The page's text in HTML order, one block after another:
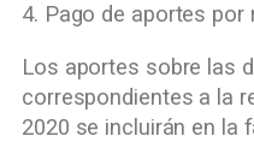
4. Pago de aportes por
Los aportes sobre las
correspondientes a la
2020 se incluirán en la